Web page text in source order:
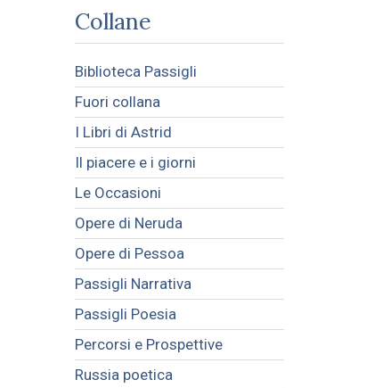
Collane
Biblioteca Passigli
Fuori collana
I Libri di Astrid
Il piacere e i giorni
Le Occasioni
Opere di Neruda
Opere di Pessoa
Passigli Narrativa
Passigli Poesia
Percorsi e Prospettive
Russia poetica